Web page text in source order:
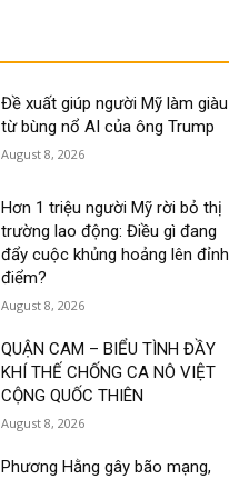
Đề xuất giúp người Mỹ làm giàu
từ bùng nổ AI của ông Trump
August 8, 2026
Hơn 1 triệu người Mỹ rời bỏ thị
trường lao động: Điều gì đang
đẩy cuộc khủng hoảng lên đỉnh
điểm?
August 8, 2026
QUẬN CAM – BIỂU TÌNH ĐẦY
KHÍ THẾ CHỐNG CA NÔ VIỆT
CỘNG QUỐC THIÊN
August 8, 2026
Phương Hằng gây bão mạng,